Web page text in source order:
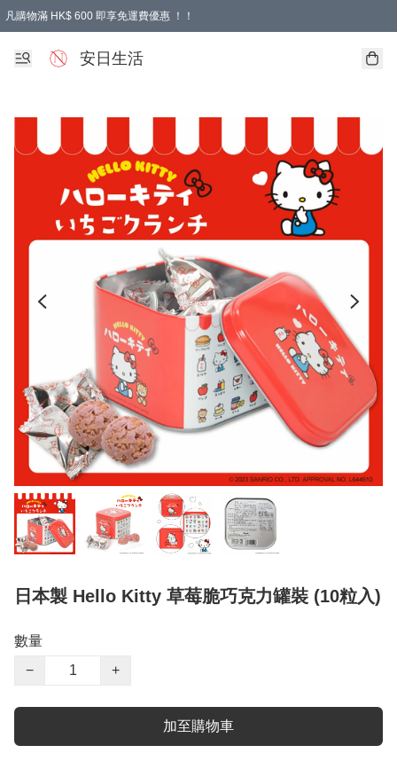
凡購物滿 HK$ 600 即享免運費優惠 ！！
安日生活
日本製 Hello Kitty 草莓脆巧克力罐裝 (10粒入)
數量
−
+
加至購物車